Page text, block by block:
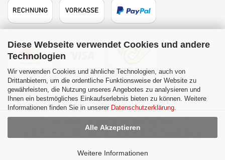
Diese Webseite verwendet Cookies und andere
Technologien
Wir verwenden Cookies und ähnliche Technologien, auch von
Drittanbietern, um die ordentliche Funktionsweise der Website zu
gewährleisten, die Nutzung unseres Angebotes zu analysieren und
Ihnen ein bestmögliches Einkaufserlebnis bieten zu können. Weitere
Informationen finden Sie in unserer Datenschutzerklärung.
Alle Akzeptieren
Weitere Informationen
Alle Preise inkl. MwSt. & zzgl. Versandkosten
Alle Markennamen, Warenzeichen sowie sämtliche Produktbilder sind
Beschreibung.